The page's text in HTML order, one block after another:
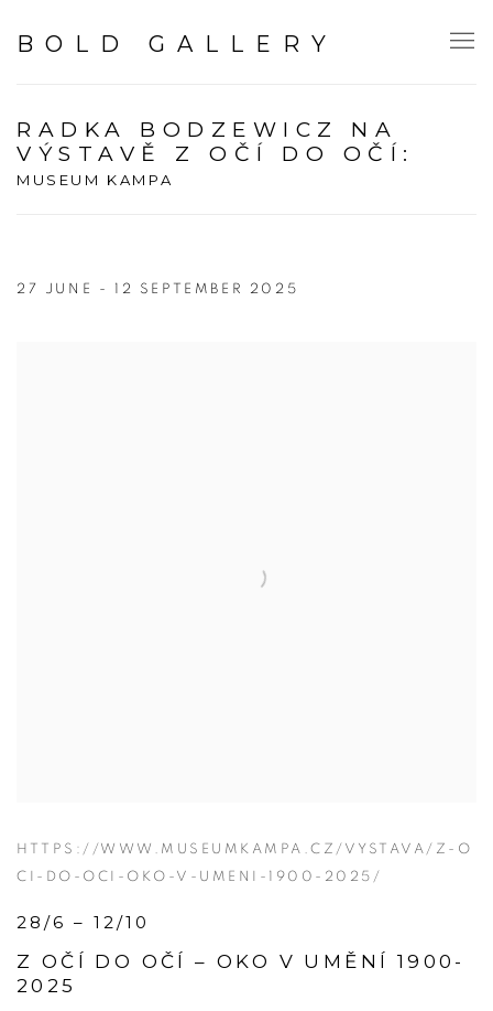
BOLD GALLERY
RADKA BODZEWICZ NA
VÝSTAVĚ Z OČÍ DO OČÍ :
MUSEUM KAMPA
27 JUNE - 12 SEPTEMBER 2025
HTTPS://WWW.MUSEUMKAMPA.CZ/VYSTAVA/Z-O
CI-DO-OCI-OKO-V-UMENI-1900-2025/
28/6 – 12/10
Z OČÍ DO OČÍ – OKO V UMĚNÍ 1900-
2025